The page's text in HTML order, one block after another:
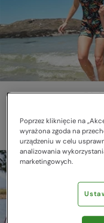
Poprzez kliknięcie na
wyrażona zgoda na
urządzeniu w celu
analizowania
marketingowych.